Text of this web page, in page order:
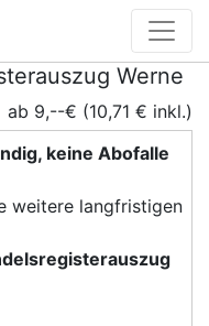
Werne
ab 9,--€ (10,71 € inkl.)
keine Abofalle
weitere langfristigen